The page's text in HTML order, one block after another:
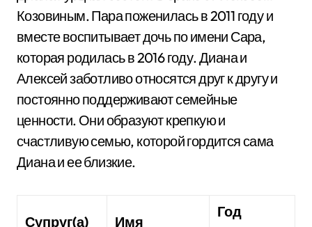
Козовиным. Пара поженилась в 2011 году и
вместе воспитывает дочь по имени Сара,
которая родилась в 2016 году. Диана и
Алексей заботливо относятся друг к другу и
постоянно поддерживают семейные
ценности. Они образуют крепкую и
счастливую семью, которой гордится сама
Диана и ее близкие.
Супруг(а) Имя
Год